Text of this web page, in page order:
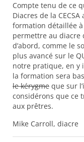
Compte tenu de ce
Diacres de la CECSA
formation détaillée
permettre au diacre
d’abord, comme le
plus avancé sur le
notre pratique, en y
la formation sera
le kérygme que sur
considérons que ce
aux prêtres.
Mike Carroll, diacre